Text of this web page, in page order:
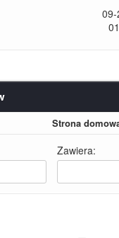
Strona
Zawiera: